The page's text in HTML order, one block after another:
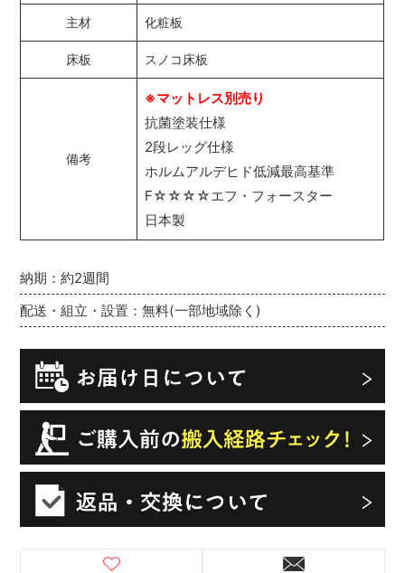
納期：約2週間
配送・組立・設置：無料(一部地域除く)
主材 化粧板
床板 スノコ床板
備考
※マットレス別売り
抗菌塗装仕様
2段レッグ仕様
ホルムアルデヒド低減最高基準
F☆☆☆☆エフ・フォースター
日本製